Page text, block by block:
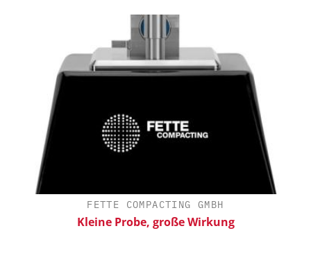
FETTE COMPACTING GMBH
Kleine Probe, große Wirkung